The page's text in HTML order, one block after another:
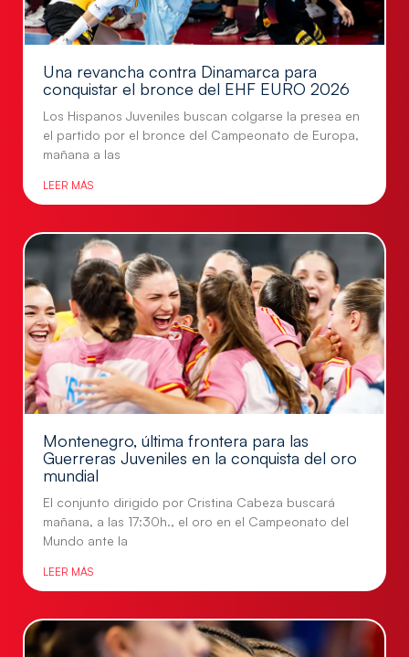
Una revancha contra Dinamarca para
conquistar el bronce del EHF EURO 2026
Los Hispanos Juveniles buscan colgarse la presea en
el partido por el bronce del Campeonato de Europa,
mañana a las
LEER MÁS
Montenegro, última frontera para las
Guerreras Juveniles en la conquista del oro
mundial
El conjunto dirigido por Cristina Cabeza buscará
mañana, a las 17:30h., el oro en el Campeonato del
Mundo ante la
LEER MÁS